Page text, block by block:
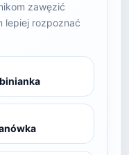
zawęzić
lepiej rozpoznać